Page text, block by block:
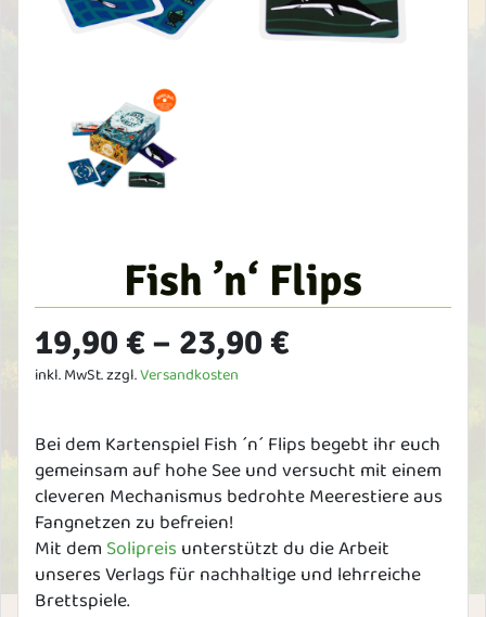
Fish ’n‘ Flips
19,90€ – 23,90€
inkl. MwSt.zzgl.Versandkosten
Bei dem Kartenspiel Fish ´n´ Flips begebt ihr euch
gemeinsam auf hohe See und versucht mit einem
cleveren Mechanismus bedrohte Meerestiere aus
Fangnetzen zu befreien!
Mit dem Solipreis unterstützt du die Arbeit
unseres Verlags für nachhaltige und lehrreiche
Brettspiele.